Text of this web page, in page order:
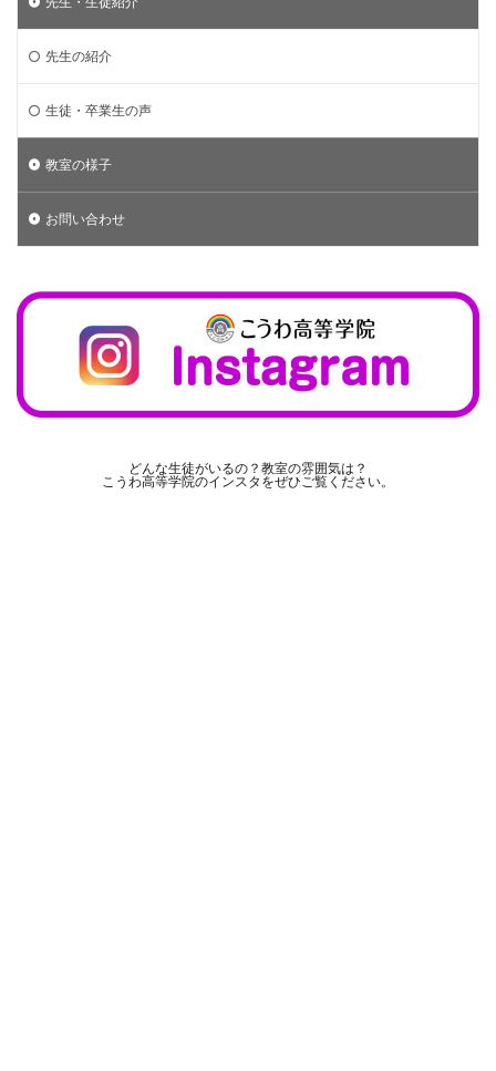
先生の紹介
生徒・卒業生の声
教室の様子
お問い合わせ
どんな生徒がいるの？教室の雰囲気は？
こうわ高等学院のインスタをぜひご覧ください。